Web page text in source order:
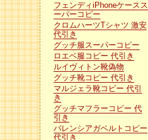
フェンディiPhoneケースス
ーパーコピー
クロムハーツTシャツ 激安
代引き
グッチ服スーパーコピー
ロエベ服コピー 代引き
ルイヴィトン靴偽物
グッチ靴コピー 代引き
マルジェラ靴コピー 代引
き
グッチマフラーコピー 代
引き
バレンシアガベルトコピー
代引き